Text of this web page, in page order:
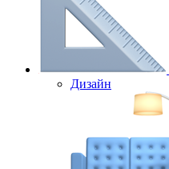
Дизайн